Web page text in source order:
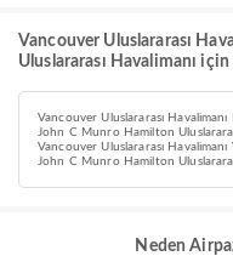
Vancouver Uluslararası
Uluslararası Havalimanı
Vancouver Uluslararası Havalimanı
John C Munro Hamilton
Vancouver Uluslararası Havalimanı
John C Munro Hamilton
Neden